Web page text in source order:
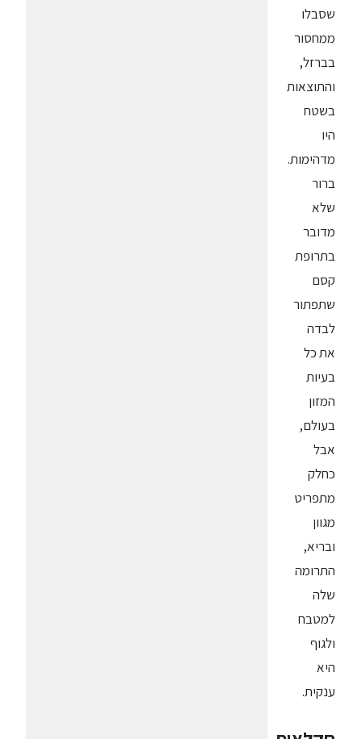
שסבלו
ממחסור
בברזל,
והתוצאות
בשטח
היו
מדהימות.
ברור
שלא
מדובר
בתרופת
קסם
שתפתור
לבדה
את כל
בעיות
המזון
בעולם,
אבל
כחלק
מתפריט
מגוון
ובריא,
התרומה
שלה
למטבח
ולגוף
היא
ענקית.